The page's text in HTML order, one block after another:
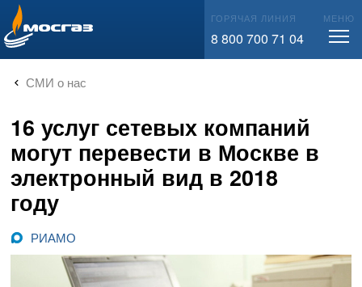
info@mos-gaz.ru ГОРЯЧАЯ ЛИНИЯ
8 800 700 71 04
МЕНЮ
СМИ о нас
16 услуг сетевых компаний
могут перевести в Москве в
электронный вид в 2018
году
РИАМО